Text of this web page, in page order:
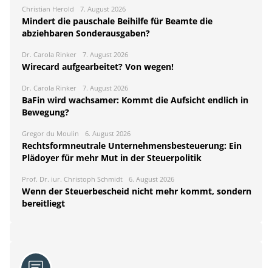
Christian Herold 7. August 2026
Mindert die pauschale Beihilfe für Beamte die
abziehbaren Sonderausgaben?
Dr. Carola Rinker 7. August 2026
Wirecard aufgearbeitet? Von wegen!
Dr. Carola Rinker 7. August 2026
BaFin wird wachsamer: Kommt die Aufsicht endlich in
Bewegung?
Gregor du Moulin 6. August 2026
Rechtsformneutrale Unternehmensbesteuerung: Ein
Plädoyer für mehr Mut in der Steuerpolitik
Prof. Dr. iur. Christoph Schmidt 6. August 2026
Wenn der Steuerbescheid nicht mehr kommt, sondern
bereitliegt